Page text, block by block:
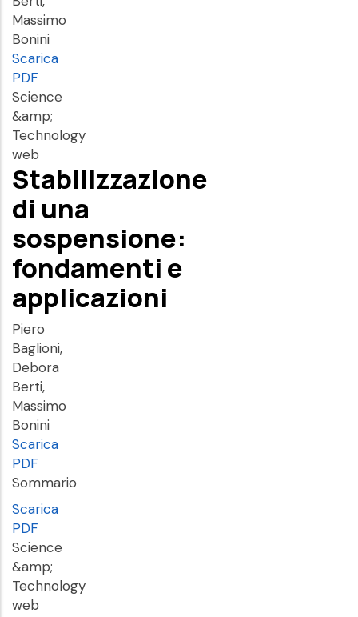
Massimo
Bonini
Scarica
PDF
Science
&amp;
Technology
web
Stabilizzazione
di una
sospensione:
fondamenti e
applicazioni
Piero
Baglioni,
Debora
Berti,
Massimo
Bonini
Scarica
PDF
Sommario
Scarica
PDF
Science
&amp;
Technology
web